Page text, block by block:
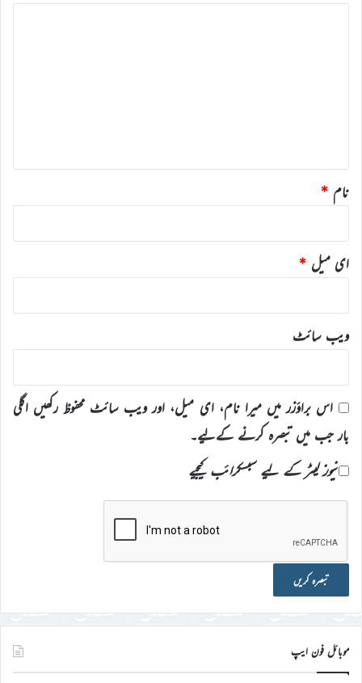
نام *
ای میل *
ویب‌ سائٹ
اس براؤزر میں میرا نام، ای میل، اور ویب سائٹ محفوظ رکھیں اگلی
بار جب میں تبصرہ کرنے کےلیے۔
نیوز لیٹر کے لیے سبسکرائب کیجیے
موبائل فون ایپ